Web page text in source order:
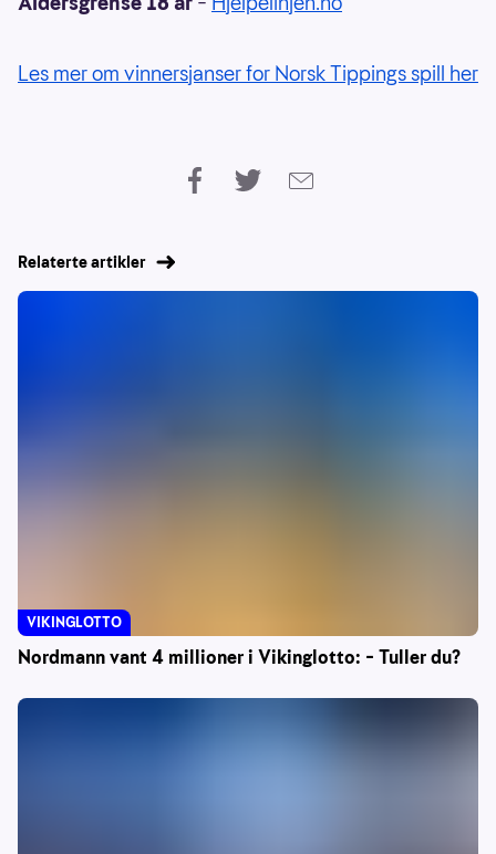
Les mer om vinnersjanser for Norsk Tippings spill her
Relaterte artikler
Nordmann vant 4 millioner i Vikinglotto: – Tuller du?
VIKINGLOTTO